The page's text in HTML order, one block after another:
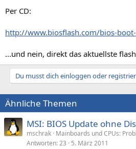
Per CD:
http://www.biosflash.com/bios-
...und nein, direkt das aktuellste
Du musst dich einloggen oder
Ähnliche Themen
MSI: BIOS Update ohne
mschrak Mainboards und CPUs:
Antworten 23 5. März 2011